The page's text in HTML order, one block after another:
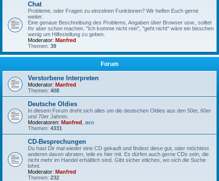
Chat
Probleme, oder Fragen zu einzelnen Funktionen? Wir helfen Euch gerne
weiter.
Eine genaue Beschreibung des Problems, Angaben über Browser usw., solltet
Ihr aber schon machen. "Ich komme nicht rein", "geht nicht" wäre ein bisschen
wenig um Hilfestellung zu geben.
Moderator: Manfred
Themen: 39
Forum
Verstorbene Interpreten
Moderator: Manfred
Themen: 408
Deutsche Oldies
In diesem Forum dreht sich alles um die deutschen Oldies aus den 50er, 60er
und 70er Jahren.
Moderatoren: Manfred avo
Themen: 4331
CD-Besprechungen
Du hast Dir mal wieder eine CD gekauft und findest diese gut, oder möchtest
anderen davon abraten, teile es hier mit. Es dürfen auch gerne CDs sein, die
nicht mehr im Handel erhältlich sind. Gibt sicher etliches, wo sich die Suche
lohnt.
Moderator: Manfred
Themen: 232